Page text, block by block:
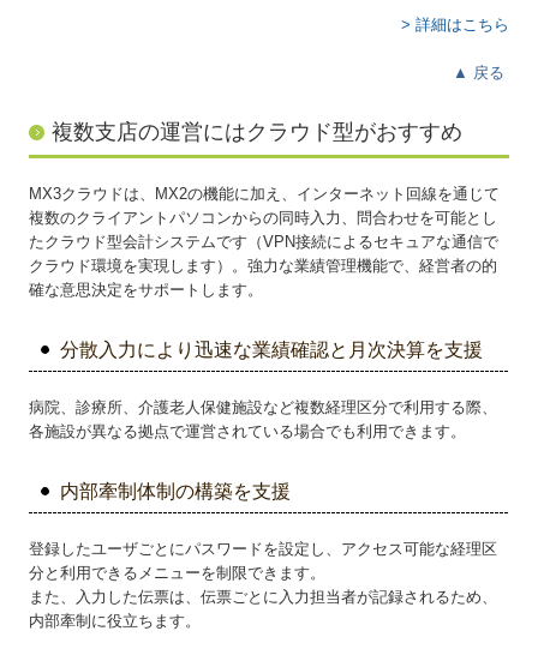
> 詳細はこちら
▲ 戻る
複数支店の運営にはクラウド型がおすすめ
MX3クラウドは、MX2の機能に加え、インターネット回線を通じて
複数のクライアントパソコンからの同時入力、問合わせを可能とし
たクラウド型会計システムです（VPN接続によるセキュアな通信で
クラウド環境を実現します）。強力な業績管理機能で、経営者の的
確な意思決定をサポートします。
分散入力により迅速な業績確認と月次決算を支援
病院、診療所、介護老人保健施設など複数経理区分で利用する際、
各施設が異なる拠点で運営されている場合でも利用できます。
内部牽制体制の構築を支援
登録したユーザごとにパスワードを設定し、アクセス可能な経理区
分と利用できるメニューを制限できます。
また、入力した伝票は、伝票ごとに入力担当者が記録されるため、
内部牽制に役立ちます。